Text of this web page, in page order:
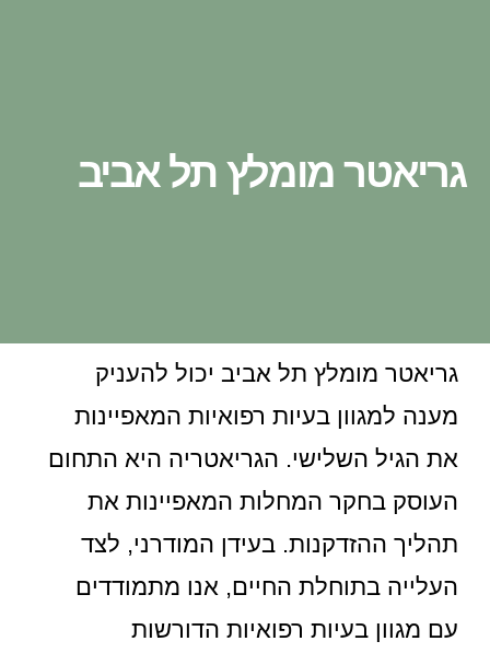
גריאטר מומלץ תל אביב
גריאטר מומלץ תל אביב יכול להעניק
מענה למגוון בעיות רפואיות המאפיינות
את הגיל השלישי. הגריאטריה היא התחום
העוסק בחקר המחלות המאפיינות את
תהליך ההזדקנות. בעידן המודרני, לצד
העלייה בתוחלת החיים, אנו מתמודדים
עם מגוון בעיות רפואיות הדורשות